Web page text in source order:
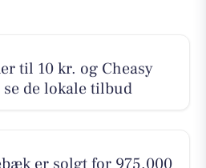
til 10 kr. og Cheasy
de lokale tilbud